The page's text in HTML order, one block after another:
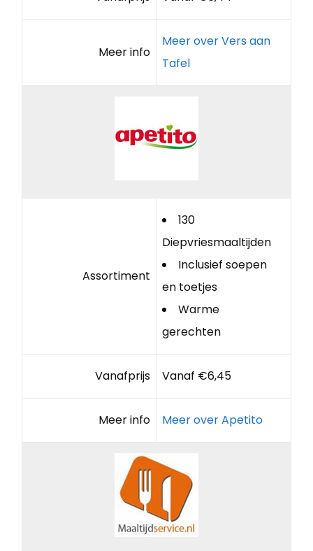
Meer info
Meer over Vers aan
Tafel
Assortiment
130
Diepvriesmaaltijden
Inclusief soepen
en toetjes
Warme
gerechten
Vanafprijs Vanaf €6,45
Meer info Meer over Apetito